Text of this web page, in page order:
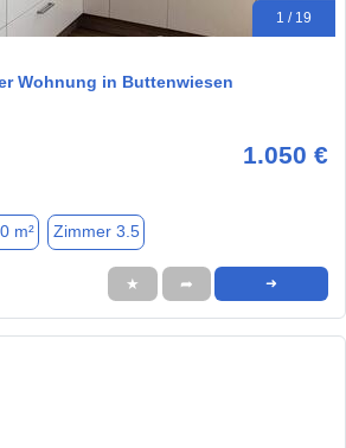
1 / 19
Wohnung in Buttenwiesen
1.050 €
m² Zimmer 3.5
★ ➦ ➜